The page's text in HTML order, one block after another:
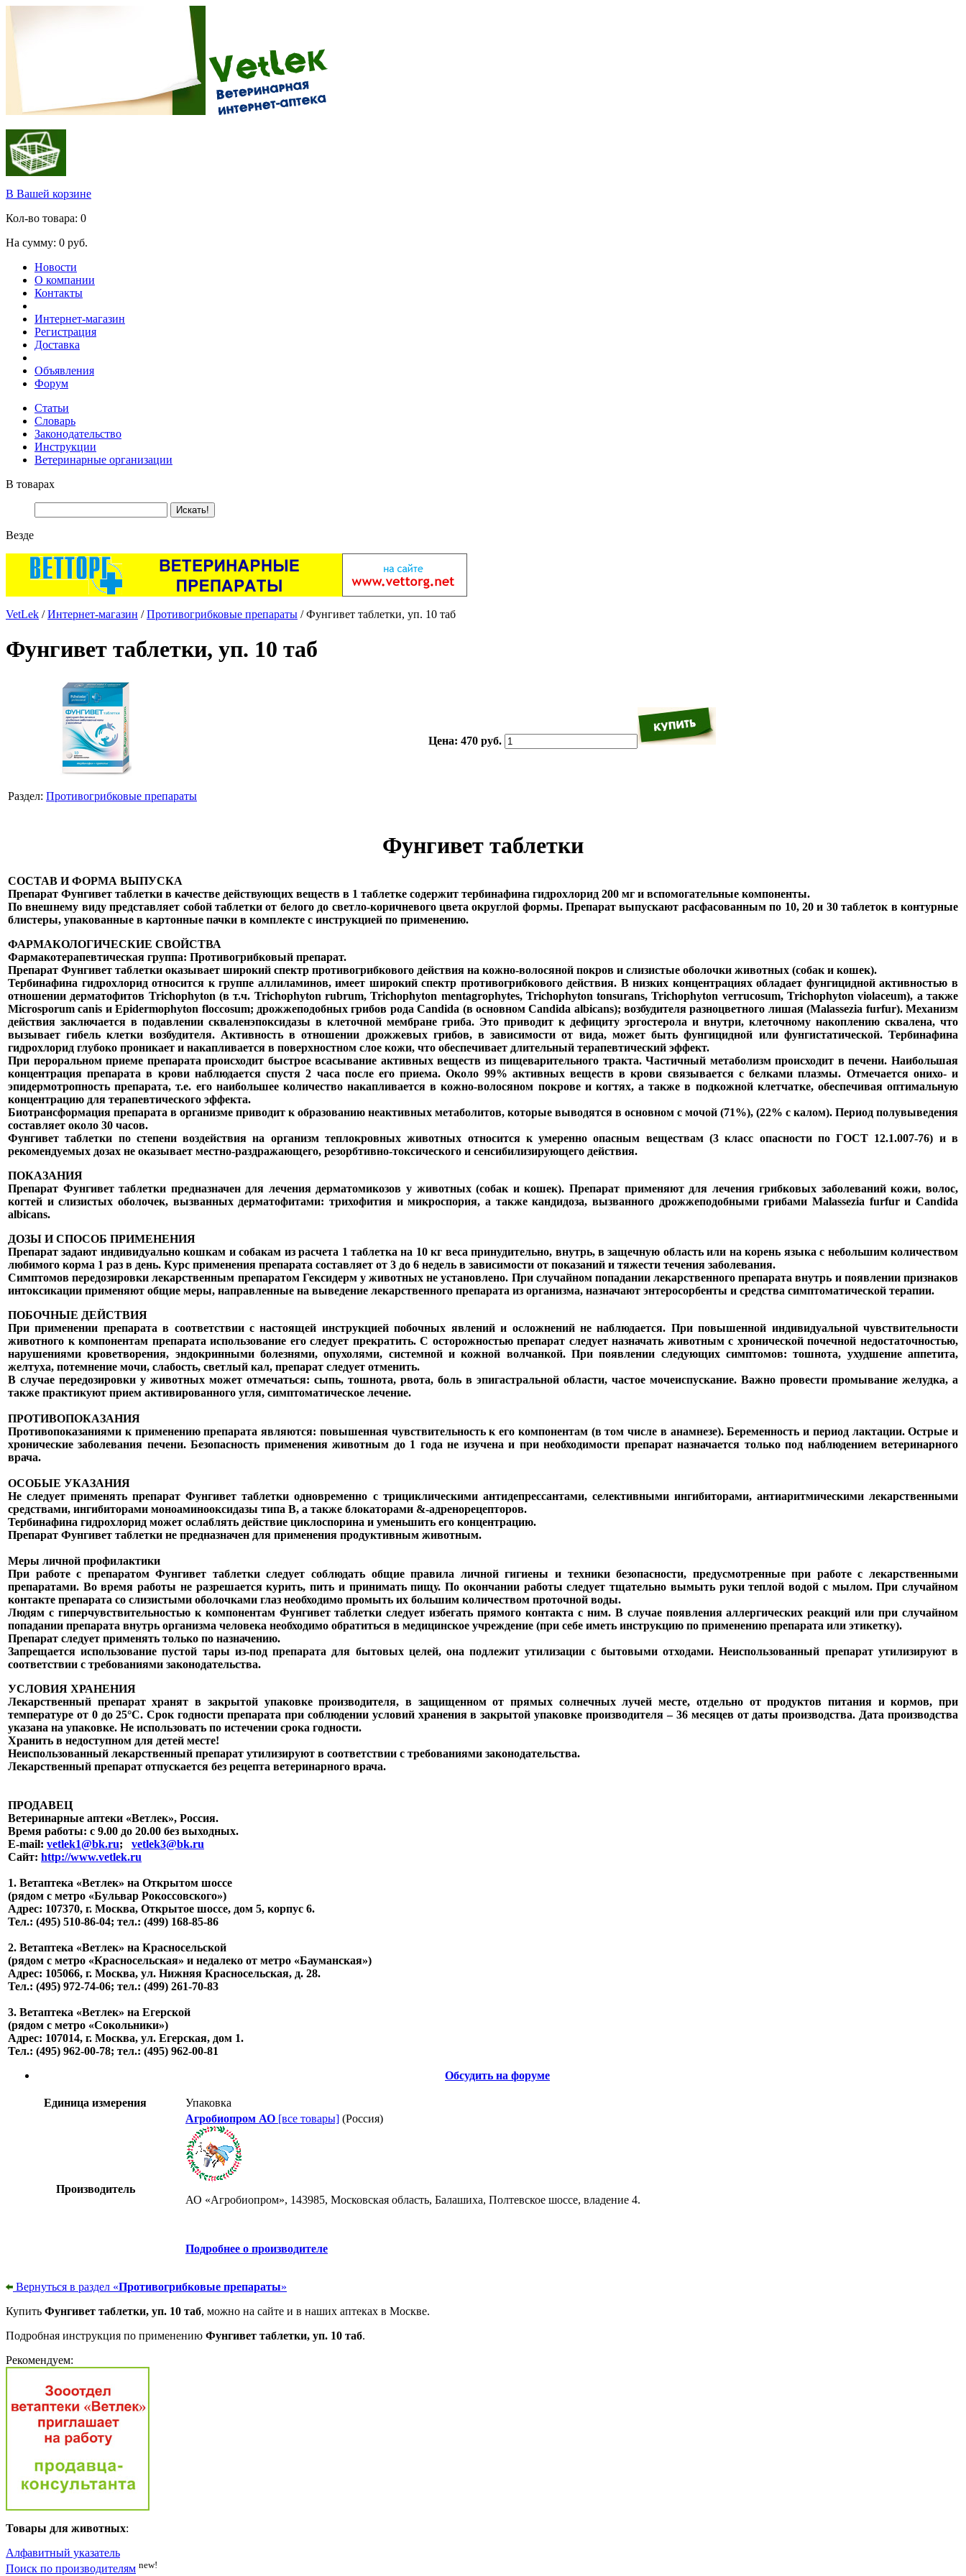
В Вашей корзине
Кол-во товара: 0
На сумму: 0 руб.
Новости
О компании
Контакты
Интернет-магазин
Регистрация
Доставка
Объявления
Форум
Статьи
Словарь
Законодательство
Инструкции
Ветеринарные организации
В товарах
Везде
VetLek /Интернет-магазин /Противогрибковые препараты / Фунгивет таблетки, уп. 10 таб
Фунгивет таблетки, уп. 10 таб
Цена: 470 руб.
Раздел: Противогрибковые препараты
Фунгивет таблетки
СОСТАВ И ФОРМА ВЫПУСКА
Препарат Фунгивет таблетки в качестве действующих веществ в 1 таблетке содержит тербинафина гидрохлорид 200 мг и вспомогательные компоненты.
По внешнему виду представляет собой таблетки от белого до светло-коричневого цвета округлой формы. Препарат выпускают расфасованным по 10, 20 и 30 таблеток в контурные
блистеры, упакованные в картонные пачки в комплекте с инструкцией по применению.
ФАРМАКОЛОГИЧЕСКИЕ СВОЙСТВА
Фармакотерапевтическая группа: Противогрибковый препарат.
Препарат Фунгивет таблетки оказывает широкий спектр противогрибкового действия на кожно-волосяной покров и слизистые оболочки животных (собак и кошек).
Тербинафина гидрохлорид относится к группе аллиламинов, имеет широкий спектр противогрибкового действия. В низких концентрациях обладает фунгицидной активностью в
отношении дерматофитов Trichophyton (в т.ч. Trichophyton rubrum, Trichophyton mentagrophytes, Trichophyton tonsurans, Trichophyton verrucosum, Trichophyton violaceum), а также
Microsporum canis и Epidermophyton floccosum; дрожжеподобных грибов рода Candida (в основном Candida albicans); возбудителя разноцветного лишая (Malassezia furfur). Механизм
действия заключается в подавлении скваленэпоксидазы в клеточной мембране гриба. Это приводит к дефициту эргостерола и внутри, клеточному накоплению сквалена, что
вызывает гибель клетки возбудителя. Активность в отношении дрожжевых грибов, в зависимости от вида, может быть фунгицидной или фунгистатической. Тербинафина
гидрохлорид глубоко проникает и накапливается в поверхностном слое кожи, что обеспечивает длительный терапевтический эффект.
При пероральном приеме препарата происходит быстрое всасывание активных веществ из пищеварительного тракта. Частичный метаболизм происходит в печени. Наибольшая
концентрация препарата в крови наблюдается спустя 2 часа после его приема. Около 99% активных веществ в крови связывается с белками плазмы. Отмечается онихо- и
эпидермотропность препарата, т.е. его наибольшее количество накапливается в кожно-волосяном покрове и когтях, а также в подкожной клетчатке, обеспечивая оптимальную
концентрацию для терапевтического эффекта.
Биотрансформация препарата в организме приводит к образованию неактивных метаболитов, которые выводятся в основном с мочой (71%), (22% с калом). Период полувыведения
составляет около 30 часов.
Фунгивет таблетки по степени воздействия на организм теплокровных животных относится к умеренно опасным веществам (3 класс опасности по ГОСТ 12.1.007-76) и в
рекомендуемых дозах не оказывает местно-раздражающего, резорбтивно-токсического и сенсибилизирующего действия.
ПОКАЗАНИЯ
Препарат Фунгивет таблетки предназначен для лечения дерматомикозов у животных (собак и кошек). Препарат применяют для лечения грибковых заболеваний кожи, волос,
когтей и слизистых оболочек, вызванных дерматофитами: трихофития и микроспория, а также кандидоза, вызванного дрожжеподобными грибами Malassezia furfur и Candida
albicans.
ДОЗЫ И СПОСОБ ПРИМЕНЕНИЯ
Препарат задают индивидуально кошкам и собакам из расчета 1 таблетка на 10 кг веса принудительно, внутрь, в защечную область или на корень языка с небольшим количеством
любимого корма 1 раз в день. Курс применения препарата составляет от 3 до 6 недель в зависимости от показаний и тяжести течения заболевания.
Симптомов передозировки лекарственным препаратом Гексидерм у животных не установлено. При случайном попадании лекарственного препарата внутрь и появлении признаков
интоксикации применяют общие меры, направленные на выведение лекарственного препарата из организма, назначают энтеросорбенты и средства симптоматической терапии.
ПОБОЧНЫЕ ДЕЙСТВИЯ
При применении препарата в соответствии с настоящей инструкцией побочных явлений и осложнений не наблюдается. При повышенной индивидуальной чувствительности
животного к компонентам препарата использование его следует прекратить. С осторожностью препарат следует назначать животным с хронической почечной недостаточностью,
нарушениями кроветворения, эндокринными болезнями, опухолями, системной и кожной волчанкой. При появлении следующих симптомов: тошнота, ухудшение аппетита,
желтуха, потемнение мочи, слабость, светлый кал, препарат следует отменить.
В случае передозировки у животных может отмечаться: сыпь, тошнота, рвота, боль в эпигастральной области, частое мочеиспускание. Важно провести промывание желудка, а
также практикуют прием активированного угля, симптоматическое лечение.
ПРОТИВОПОКАЗАНИЯ
Противопоказаниями к применению препарата являются: повышенная чувствительность к его компонентам (в том числе в анамнезе). Беременность и период лактации. Острые и
хронические заболевания печени. Безопасность применения животным до 1 года не изучена и при необходимости препарат назначается только под наблюдением ветеринарного
врача.
ОСОБЫЕ УКАЗАНИЯ
Не следует применять препарат Фунгивет таблетки одновременно с трициклическими антидепрессантами, селективными ингибиторами, антиаритмическими лекарственными
средствами, ингибиторами моноаминооксидазы типа В, а также блокаторами &-адренорецепторов.
Тербинафина гидрохлорид может ослаблять действие циклоспорина и уменьшить его концентрацию.
Препарат Фунгивет таблетки не предназначен для применения продуктивным животным.
Меры личной профилактики
При работе с препаратом Фунгивет таблетки следует соблюдать общие правила личной гигиены и техники безопасности, предусмотренные при работе с лекарственными
препаратами. Во время работы не разрешается курить, пить и принимать пищу. По окончании работы следует тщательно вымыть руки теплой водой с мылом. При случайном
контакте препарата со слизистыми оболочками глаз необходимо промыть их большим количеством проточной воды.
Людям с гиперчувствительностью к компонентам Фунгивет таблетки следует избегать прямого контакта с ним. В случае появления аллергических реакций или при случайном
попадании препарата внутрь организма человека необходимо обратиться в медицинское учреждение (при себе иметь инструкцию по применению препарата или этикетку).
Препарат следует применять только по назначению.
Запрещается использование пустой тары из-под препарата для бытовых целей, она подлежит утилизации с бытовыми отходами. Неиспользованный препарат утилизируют в
соответствии с требованиями законодательства.
УСЛОВИЯ ХРАНЕНИЯ
Лекарственный препарат хранят в закрытой упаковке производителя, в защищенном от прямых солнечных лучей месте, отдельно от продуктов питания и кормов, при
температуре от 0 до 25°С. Срок годности препарата при соблюдении условий хранения в закрытой упаковке производителя – 36 месяцев от даты производства. Дата производства
указана на упаковке. Не использовать по истечении срока годности.
Хранить в недоступном для детей месте!
Неиспользованный лекарственный препарат утилизируют в соответствии с требованиями законодательства.
Лекарственный препарат отпускается без рецепта ветеринарного врача.
ПРОДАВЕЦ
Ветеринарные аптеки «Ветлек», Россия.
Время работы: с 9.00 до 20.00 без выходных.
E-mail: vetlek1@bk.ru; vetlek3@bk.ru
Сайт: http://www.vetlek.ru
1. Ветаптека «Ветлек» на Открытом шоссе
(рядом с метро «Бульвар Рокоссовского»)
Адрес: 107370, г. Москва, Открытое шоссе, дом 5, корпус 6.
Тел.: (495) 510-86-04; тел.: (499) 168-85-86
2. Ветаптека «Ветлек» на Красносельской
(рядом с метро «Красносельская» и недалеко от метро «Бауманская»)
Адрес: 105066, г. Москва, ул. Нижняя Красносельская, д. 28.
Тел.: (495) 972-74-06; тел.: (499) 261-70-83
3. Ветаптека «Ветлек» на Егерской
(рядом с метро «Сокольники»)
Адрес: 107014, г. Москва, ул. Егерская, дом 1.
Тел.: (495) 962-00-78; тел.: (495) 962-00-81
Обсудить на форуме
Единица измерения Упаковка
Производитель
Агробиопром АО [все товары] (Россия)
АО «Агробиопром», 143985, Московская область, Балашиха, Полтевское шоссе, владение 4.
Подробнее о производителе
Вернуться в раздел «Противогрибковые препараты»
Купить Фунгивет таблетки, уп. 10 таб, можно на сайте и в наших аптеках в Москве.
Подробная инструкция по применению Фунгивет таблетки, уп. 10 таб.
Рекомендуем:
Товары для животных:
Алфавитный указатель
Поиск по производителям new!